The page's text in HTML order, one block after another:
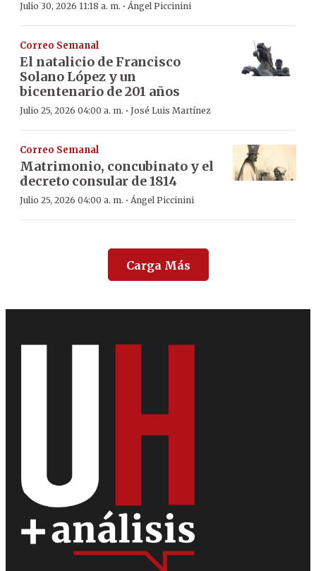
Julio 30, 2026 11:18 a. m. · Ángel Piccinini
Correo Semanal
El natalicio de Francisco
Solano López y un
bicentenario de 201 años
Julio 25, 2026 04:00 a. m. · José Luis Martínez
Correo Semanal
Matrimonio, concubinato y el
decreto consular de 1814
Julio 25, 2026 04:00 a. m. · Ángel Piccinini
Carga Más